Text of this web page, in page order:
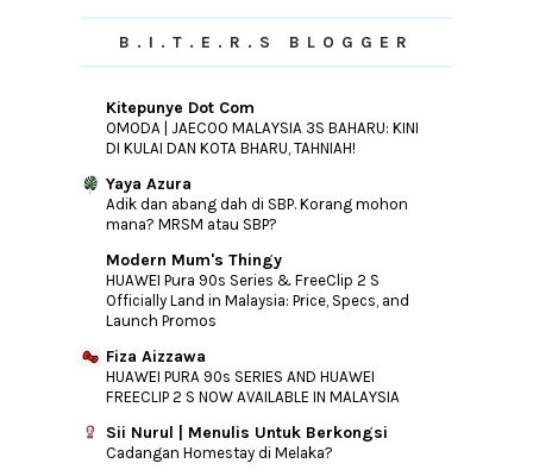
Ayam Masak Kicap Kesukaan Aismar
Eh, Ada Pula..!
Masih Relevankah Nuffnang Kepada
Blogger?
Segmen Cash by Inani Hazwani
AirAsia Bloggers' Community (AABC)
Penghibur
SEGMEN JOM CATWALK BERSAMA
PAPAGLAMZ
►April(22)
►March(26)
►January(11)
B.I.T.E.R.S BLOGGER
Kitepunye Dot Com
OMODA | JAECOO MALAYSIA 3S BAHARU: KINI
DI KULAI DAN KOTA BHARU, TAHNIAH!
Yaya Azura
Adik dan abang dah di SBP. Korang mohon
mana? MRSM atau SBP?
Modern Mum's Thingy
HUAWEI Pura 90s Series & FreeClip 2 S
Officially Land in Malaysia: Price, Specs, and
Launch Promos
Fiza Aizzawa
HUAWEI PURA 90s SERIES AND HUAWEI
FREECLIP 2 S NOW AVAILABLE IN MALAYSIA
Sii Nurul | Menulis Untuk Berkongsi
Cadangan Homestay di Melaka?